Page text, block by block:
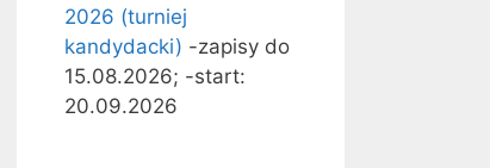
2026 (turniej
kandydacki) -zapisy do
15.08.2026; -start:
20.09.2026